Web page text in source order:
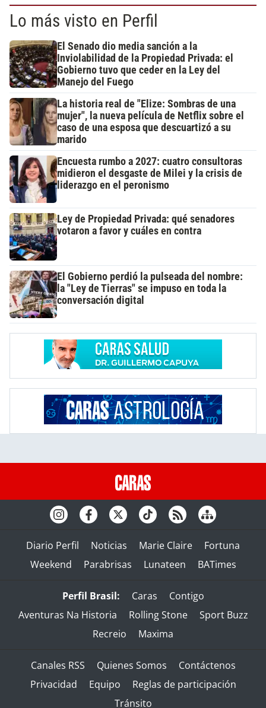
Lo más visto en Perfil
El Senado dio media sanción a la
Inviolabilidad de la Propiedad Privada: el
Gobierno tuvo que ceder en la Ley del
Manejo del Fuego
La historia real de "Elize: Sombras de una
mujer", la nueva película de Netflix sobre el
caso de una esposa que descuartizó a su
marido
Encuesta rumbo a 2027: cuatro consultoras
midieron el desgaste de Milei y la crisis de
liderazgo en el peronismo
Ley de Propiedad Privada: qué senadores
votaron a favor y cuáles en contra
El Gobierno perdió la pulseada del nombre:
la "Ley de Tierras" se impuso en toda la
conversación digital
Diario Perfil Noticias Marie Claire
Fortuna
Weekend
Parabrisas Lunateen BATimes
Perfil Brasil: Caras
Contigo
Aventuras Na Historia
Rolling Stone
Sport Buzz
Recreio
Maxima
Canales RSS Quienes Somos
Contáctenos
Privacidad
Equipo
Reglas de participación
Tránsito